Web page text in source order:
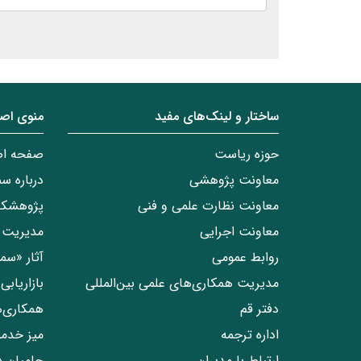
ساختار‌‌ و‌‌ لینک‌های مفید
حوزه ریاست
معاونت پژوهشی
معاونت نظارت علمی و فنی
معاونت اجرایی
روابط عمومی
مدیریت همکاری‌های علمی بین‌المللی
دفتر قم
اداره ترجمه
منوی
صفحه
درباره
آثار
میز